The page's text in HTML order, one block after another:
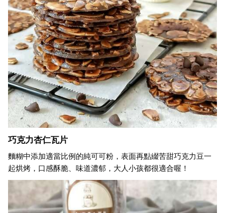
巧克力杏仁瓦片
麵糊中添加適當比例的純可可粉，表面再點綴苦甜巧克力豆一
起烘烤，口感酥脆、味道濃郁，大人小孩都很適合喔！